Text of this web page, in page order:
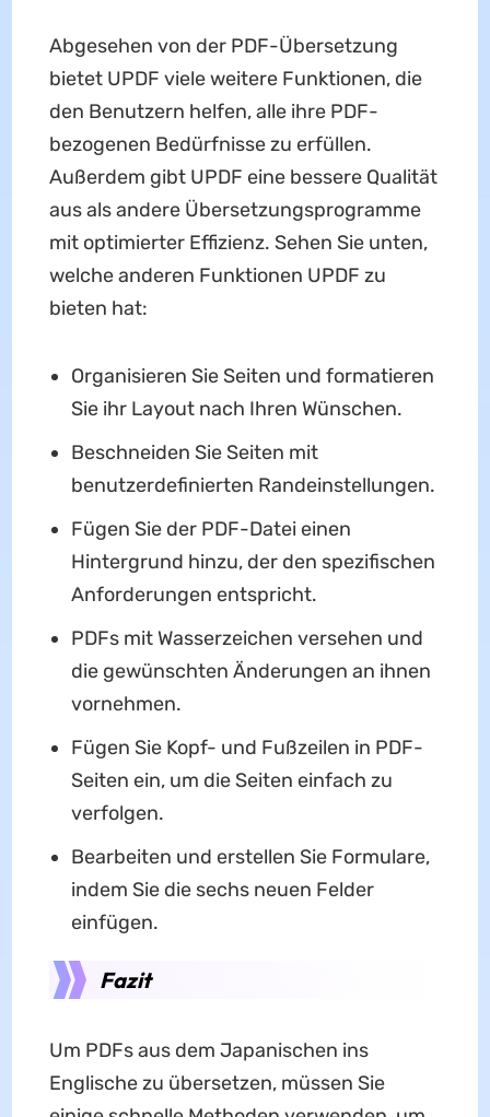
Abgesehen von der PDF-Übersetzung
bietet UPDF viele weitere Funktionen, die
den Benutzern helfen, alle ihre PDF-
bezogenen Bedürfnisse zu erfüllen.
Außerdem gibt UPDF eine bessere Qualität
aus als andere Übersetzungsprogramme
mit optimierter Effizienz. Sehen Sie unten,
welche anderen Funktionen UPDF zu
bieten hat:
Organisieren Sie Seiten und formatieren
Sie ihr Layout nach Ihren Wünschen.
Beschneiden Sie Seiten mit
benutzerdefinierten Randeinstellungen.
Fügen Sie der PDF-Datei einen
Hintergrund hinzu, der den spezifischen
Anforderungen entspricht.
PDFs mit Wasserzeichen versehen und
die gewünschten Änderungen an ihnen
vornehmen.
Fügen Sie Kopf- und Fußzeilen in PDF-
Seiten ein, um die Seiten einfach zu
verfolgen.
Bearbeiten und erstellen Sie Formulare,
indem Sie die sechs neuen Felder
einfügen.
Fazit
Um PDFs aus dem Japanischen ins
Englische zu übersetzen, müssen Sie